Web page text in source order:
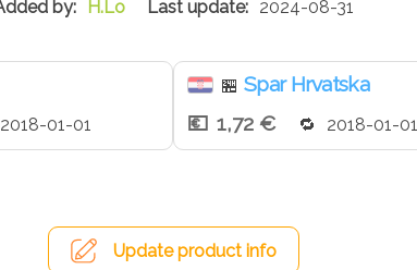
H.Lo 2024-08-31
2018-01-01
🏪 Spar Hrvatska
1,72 €
2018-01-01
Update product info